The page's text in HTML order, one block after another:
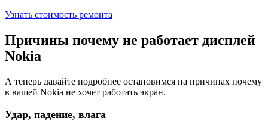
Узнать стоимость ремонта
Причины почему не работает дисплей
Nokia
А теперь давайте подробнее остановимся на причинах почему
в вашей Nokia не хочет работать экран.
Удар, падение, влага